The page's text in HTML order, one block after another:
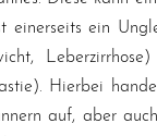
ein
Hierbei
auf, aber